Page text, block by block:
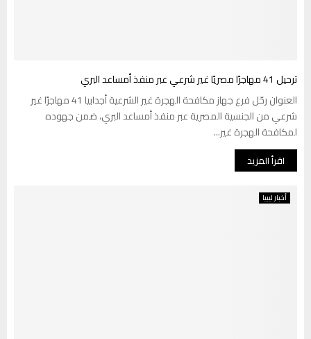
ترحيل 41 مهاجرًا مصريًا غير شرعي عبر منفذ أمساعد البري
العنوان رحّل فرع جهاز مكافحة الهجرة غير الشرعية أجدابيا 41 مهاجرًا غير
شرعي من الجنسية المصرية عبر منفذ أمساعد البري، ضمن جهوده
لمكافحة الهجرة غير...
اقرأ المزيد
أخبار ليبيا